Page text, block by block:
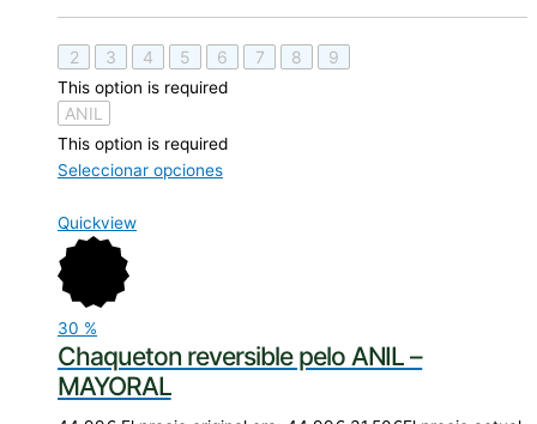
2 3 4 5 6 7 8 9
This option is required
ANIL
This option is required
Seleccionar opciones
Quickview
30 %
Chaqueton reversible pelo ANIL –
MAYORAL